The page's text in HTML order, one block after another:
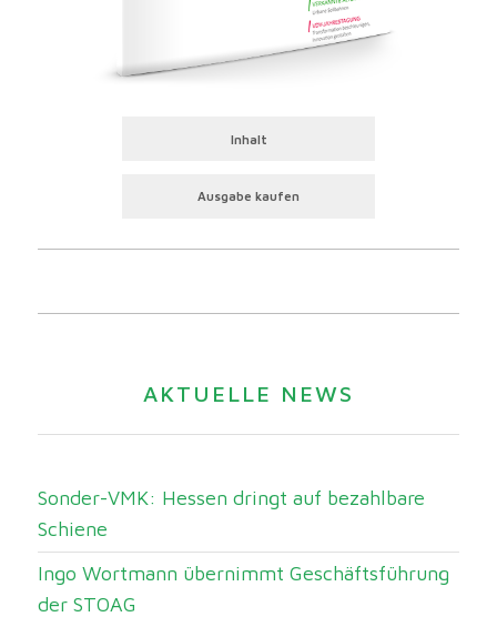
Inhalt
Ausgabe kaufen
AKTUELLE NEWS
Sonder-VMK: Hessen dringt auf bezahlbare
Schiene
Ingo Wortmann übernimmt Geschäftsführung
der STOAG